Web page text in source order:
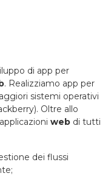
di app per
. Realizziamo app per
sistemi operativi
Oltre allo
web di tutti
dei flussi